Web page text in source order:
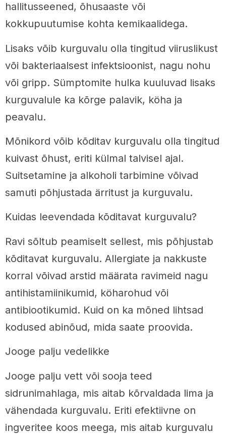
hallitusseened, õhusaaste või
kokkupuutumise kohta kemikaalidega.
Lisaks võib kurguvalu olla tingitud viiruslikust
või bakteriaalsest infektsioonist, nagu nohu
või gripp. Sümptomite hulka kuuluvad lisaks
kurguvalule ka kõrge palavik, köha ja
peavalu.
Mõnikord võib kõditav kurguvalu olla tingitud
kuivast õhust, eriti külmal talvisel ajal.
Suitsetamine ja alkoholi tarbimine võivad
samuti põhjustada ärritust ja kurguvalu.
Kuidas leevendada kõditavat kurguvalu?
Ravi sõltub peamiselt sellest, mis põhjustab
kõditavat kurguvalu. Allergiate ja nakkuste
korral võivad arstid määrata ravimeid nagu
antihistamiinikumid, köharohud või
antibiootikumid. Kuid on ka mõned lihtsad
kodused abinõud, mida saate proovida.
Jooge palju vedelikke
Jooge palju vett või sooja teed
sidrunimahlaga, mis aitab kõrvaldada lima ja
vähendada kurguvalu. Eriti efektiivne on
ingveritee koos meega, mis aitab kurguvalu